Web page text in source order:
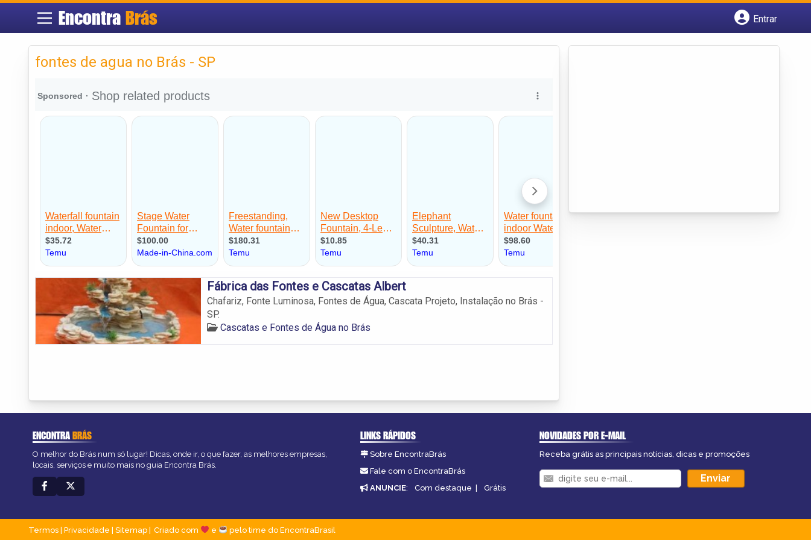
EncontraBrás
Entrar
fontes de agua no Brás - SP
Fábrica das Fontes e Cascatas Albert
Chafariz, Fonte Luminosa, Fontes de Água, Cascata Projeto, Instalação no Brás -
SP.
Cascatas e Fontes de Água no Brás
ENCONTRABRÁS
O melhor do Brás num só lugar! Dicas, onde ir, o que fazer, as melhores empresas,
locais, serviços e muito mais no guia Encontra Brás.
LINKS RÁPIDOS
Sobre EncontraBrás
Fale com o EncontraBrás
ANUNCIE: Com destaque | Grátis
NOVIDADES POR E-MAIL
Receba grátis as principais notícias, dicas e promoções
Termos Privacidade Sitemap Criado com e pelo time do EncontraBrasil